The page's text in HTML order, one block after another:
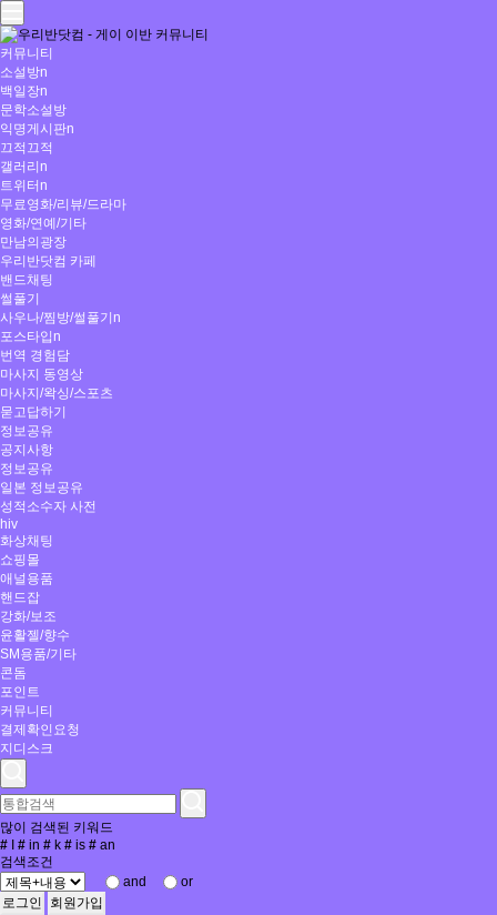
커뮤니티
소설방n
백일장n
문학소설방
익명게시판n
끄적끄적
갤러리 n
트위터n
무료영화/리뷰/드라마
영화/연예/기타
만남의광장
우리반닷컴 카페
밴드채팅
썰풀기
사우나/찜방/썰풀기 n
포스타입n
번역 경험담
마사지 동영상
마사지/왁싱/스포츠
묻고답하기
정보공유
공지사항
정보공유
일본 정보공유
성적소수자 사전
hiv
화상채팅
쇼핑몰
애널용품
핸드잡
강화/보조
윤활젤/향수
SM용품/기타
콘돔
포인트
커뮤니티
결제확인요청
지디스크
많이 검색된 키워드
#
# in # k # is # an
검색조건
and
or
로그인
회원가입